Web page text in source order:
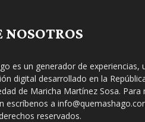
NOSOTROS
es un generador de experiencias,
digital desarrollado en la
de Maricha Martínez Sosa. Para
escríbenos a
reservados.